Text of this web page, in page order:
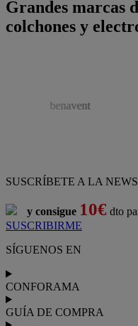
Grandes marcas
colchones y
SUSCRÍBETE A LA
y consigue 10€ dto
SUSCRIBIRME
SÍGUENOS EN
CONFORAMA
GUÍA DE COMPRA